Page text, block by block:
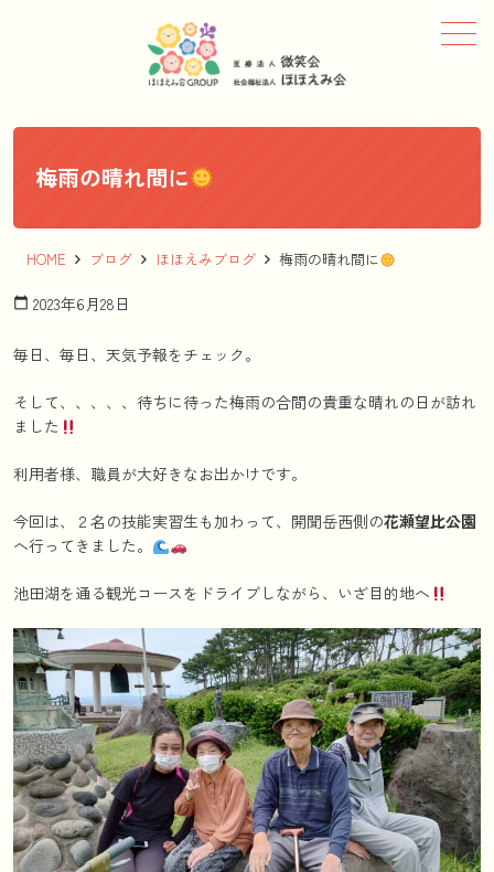
梅雨の晴れ間に
HOME ブログ ほほえみブログ 梅雨の晴れ間に
calendar_today 2023年6月28日
毎日、毎日、天気予報をチェック。
そして、、、、、待ちに待った梅雨の合間の貴重な晴れの日が訪れ
ました
利用者様、職員が大好きなお出かけです。
今回は、２名の技能実習生も加わって、開聞岳西側の花瀬望比公園
へ行ってきました。
池田湖を通る観光コースをドライブしながら、いざ目的地へ